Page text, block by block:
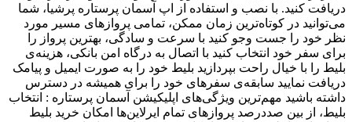
دریافت کنید. با نصب و استفاده از اپ آسمان پرستاره پرشیا، شما
می‌توانید در کوتاه‌ترین زمان ممکن، تمامی پروازهای مسیر مورد
نظر خود را جست‌ وجو کنید با سرعت و سادگی، بهترین پرواز را
برای سفر خود انتخاب کنید با اتصال به درگاه امن بانکی، هزینه‌ی
بلیط را با خیال راحت بپردازید بلیط خود را به صورت ایمیل و پیامک
دریافت نمایید سابقه‌ی سفرهای خود را برای همیشه در دسترس
داشته باشید مهم‌ترین ویژگی‌های اپلیکیشن آسمان پرستاره : انتخاب
بلیط، از بین صددرصد پروازهای تمام ایرلاین‌ها امکان خرید بلیط